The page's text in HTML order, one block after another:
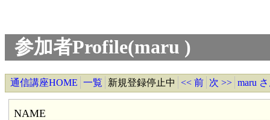
参加者Profile(maru )
通信講座HOME 一覧 新規登録停止中 << 前 次 >> maru
NAME